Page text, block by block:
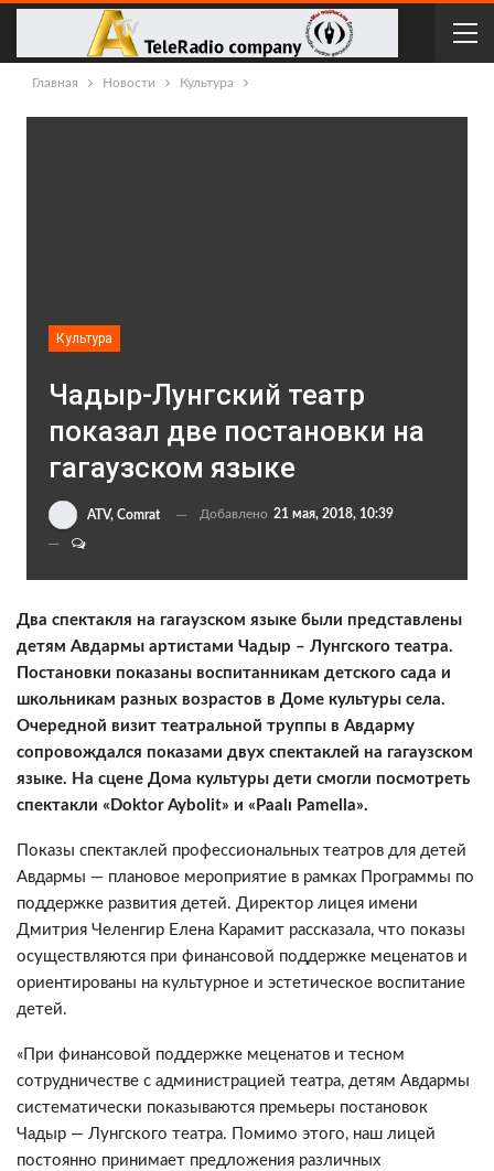
Главная Новости Культура
Культура
Чадыр-Лунгский театр
показал две постановки на
гагаузском языке
ATV, Comrat Добавлено 21 мая, 2018, 10:39
Два спектакля на гагаузском языке были представлены
детям Авдармы артистами Чадыр – Лунгского театра.
Постановки показаны воспитанникам детского сада и
школьникам разных возрастов в Доме культуры села.
Очередной визит театральной труппы в Авдарму
сопровождался показами двух спектаклей на гагаузском
языке. На сцене Дома культуры дети смогли посмотреть
спектакли «Doktor Aybolit» и «Paalı Pamella».
Показы спектаклей профессиональных театров для детей
Авдармы — плановое мероприятие в рамках Программы по
поддержке развития детей. Директор лицея имени
Дмитрия Челенгир Елена Карамит рассказала, что показы
осуществляются при финансовой поддержке меценатов и
ориентированы на культурное и эстетическое воспитание
детей.
«При финансовой поддержке меценатов и тесном
сотрудничестве с администрацией театра, детям Авдармы
систематически показываются премьеры постановок
Чадыр — Лунгского театра. Помимо этого, наш лицей
постоянно принимает предложения различных